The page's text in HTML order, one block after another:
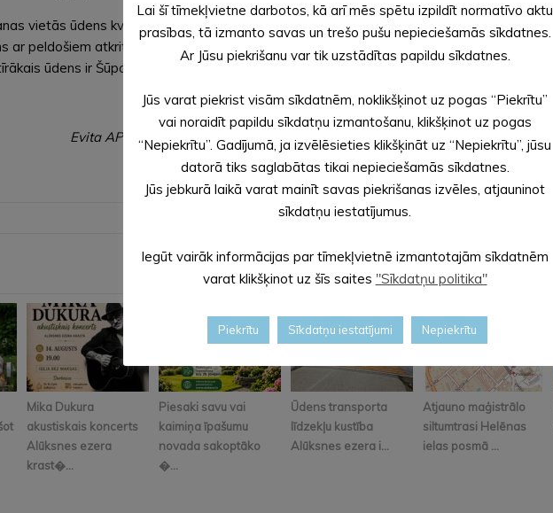
vietās ūdens kvalitāte atbilst normatīvo aktu prasībām. Ūdenī arī nav konstatēta
ar peldošiem atkritumiem, zilaļģu klātbūtne vai fitoplanktona ziedēšana. Izvērtējot
ūdens ir Šūpalās.
Evita APLOKA, Alūksnes novada pašvaldības sabiedrisko attiecību speciāliste
Mika Dukura
akustiskais koncerts
Alūksnes ezera
krast�...
Piesaki savu vai
kaimiņa īpašumu
novada sakoptāko
�...
Ūdens transporta
līdzekļu kustība
Alūksnes ezera i...
Atjauno maģistrālo
siltumtrasi Helēnas
ielas posmā ...
Lai šī tīmekļvietne darbotos, kā arī mēs spētu izpildīt normatīvo aktu
prasības, tā izmanto savas un trešo pušu nepieciešamās sīkdatnes.
Ar Jūsu piekrišanu var tik uzstādītas papildu sīkdatnes.
Jūs varat piekrist visām sīkdatnēm, noklikšķinot uz pogas “Piekrītu”
vai noraidīt papildu sīkdatņu izmantošanu, klikšķinot uz pogas
“Nepiekrītu”. Gadījumā, ja izvēlēsieties klikšķināt uz “Nepiekrītu”, jūsu
datorā tiks saglabātas tikai nepieciešamās sīkdatnes.
Jūs jebkurā laikā varat mainīt savas piekrišanas izvēles, atjauninot
sīkdatņu iestatījumus.
Iegūt vairāk informācijas par tīmekļvietnē izmantotajām sīkdatnēm
varat klikšķinot uz šīs saites "Sīkdatņu politika"
Piekrītu Sīkdatņu iestatījumi Nepiekrītu